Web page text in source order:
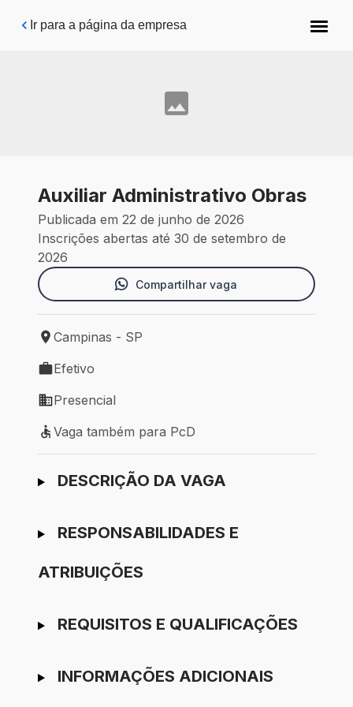
Pular para o conteúdo principal
Ir para a página da empresa
Auxiliar Administrativo Obras
Publicada em 22 de junho de 2026
Inscrições abertas até 30 de setembro de
2026
Compartilhar vaga
Local de trabalho: Campinas - SP
Campinas - SP
Tipo de vaga: Efetivo
Efetivo
Modelo de trabalho: Presencial
Presencial
Vaga também para PcD
Vaga também para PcD
Ir para candidatura
DESCRIÇÃO DA VAGA
RESPONSABILIDADES E
ATRIBUIÇÕES
REQUISITOS E QUALIFICAÇÕES
INFORMAÇÕES ADICIONAIS